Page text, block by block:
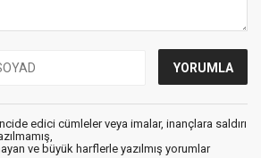
edici cümleler veya imalar, inançlara saldırı
ve büyük harflerle yazılmış yorumlar